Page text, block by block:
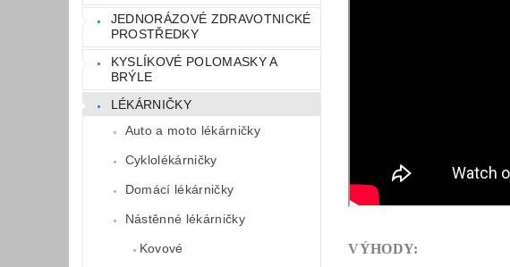
JEDNORÁZOVÉ ZDRAVOTNICKÉ
PROSTŘEDKY
KYSLÍKOVÉ POLOMASKY A
BRÝLE
LÉKÁRNIČKY
Auto a moto lékárničky
Cyklolékárničky
Domácí lékárničky
Nástěnné lékárničky
Kovové
VÝHODY: